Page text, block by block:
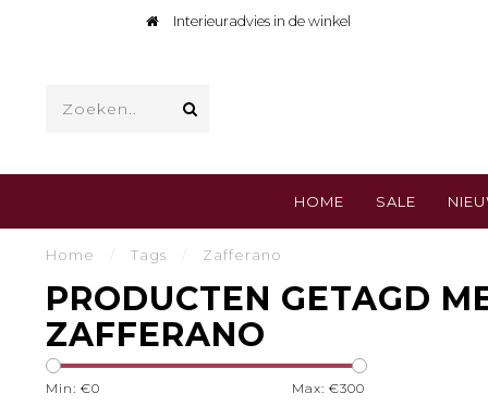
HOME SALE
Home Tags Zafferano
PRODUCTEN GETAGD
ZAFFERANO
Min: €0 Max: €300